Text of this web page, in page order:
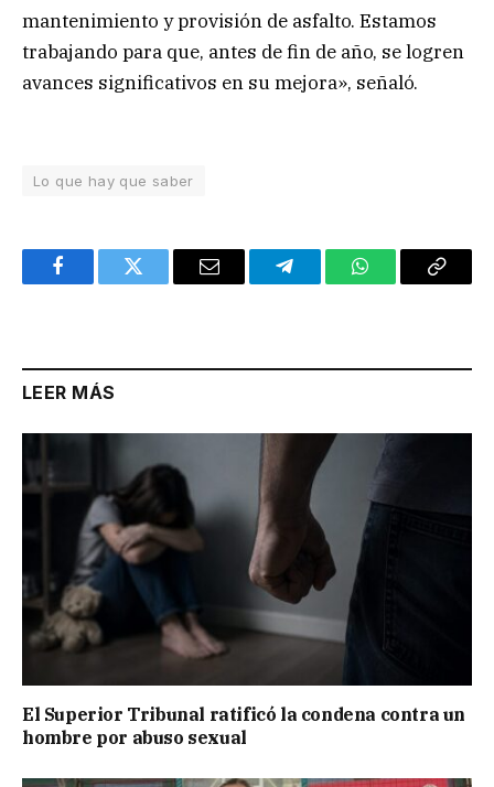
mantenimiento y provisión de asfalto. Estamos
trabajando para que, antes de fin de año, se logren
avances significativos en su mejora», señaló.
Lo que hay que saber
FacebookTwitter Email TelegramWhatsAppCopy
LEER MÁS
El Superior Tribunal ratificó la condena contra un
hombre por abuso sexual